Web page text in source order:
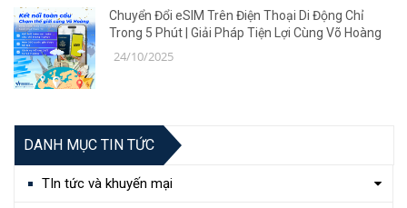
Chuyển Đổi eSIM Trên Điện Thoại Di Động Chỉ
Trong 5 Phút | Giải Pháp Tiện Lợi Cùng Võ Hoàng
24/10/2025
DANH MỤC TIN TỨC
TIn tức và khuyến mại